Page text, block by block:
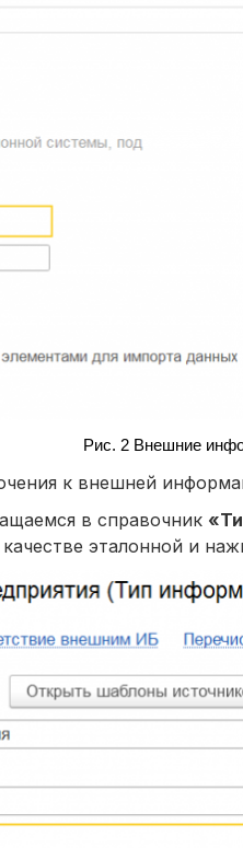
Рис. 2Внешние
к внешней
в справочник
эталонной и